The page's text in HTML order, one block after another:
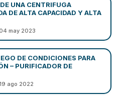
UNA CENTRIFUGA
DE ALTA CAPACIDAD Y ALTA
may 2023
DE CONDICIONES PARA
– PURIFICADOR DE
ago 2022